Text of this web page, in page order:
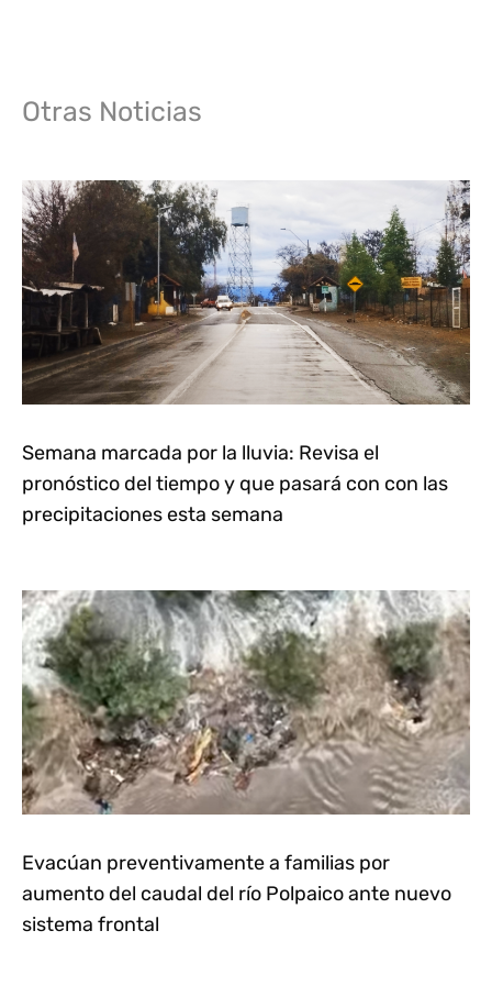
Otras Noticias
Semana marcada por la lluvia: Revisa el
pronóstico del tiempo y que pasará con con las
precipitaciones esta semana
Evacúan preventivamente a familias por
aumento del caudal del río Polpaico ante nuevo
sistema frontal